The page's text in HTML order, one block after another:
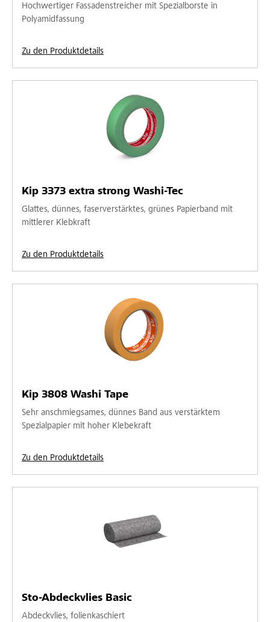
Hochwertiger Fassadenstreicher mit Spezialborste in
Polyamidfassung
Zu den Produktdetails
Kip 3373 extra strong Washi-Tec
Glattes, dünnes, faserverstärktes, grünes Papierband mit
mittlerer Klebkraft
Zu den Produktdetails
Kip 3808 Washi Tape
Sehr anschmiegsames, dünnes Band aus verstärktem
Spezialpapier mit hoher Klebekraft
Zu den Produktdetails
Sto-Abdeckvlies Basic
Abdeckvlies, folienkaschiert